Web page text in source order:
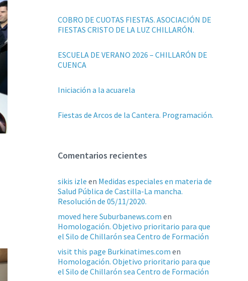
COBRO DE CUOTAS FIESTAS. ASOCIACIÓN DE
FIESTAS CRISTO DE LA LUZ CHILLARÓN.
ESCUELA DE VERANO 2026 – CHILLARÓN DE
CUENCA
Iniciación a la acuarela
Fiestas de Arcos de la Cantera. Programación.
Comentarios recientes
sikis izle en Medidas especiales en materia de
Salud Pública de Castilla-La mancha.
Resolución de 05/11/2020.
moved here Suburbanews.com en
Homologación. Objetivo prioritario para que
el Silo de Chillarón sea Centro de Formación
visit this page Burkinatimes.com en
Homologación. Objetivo prioritario para que
el Silo de Chillarón sea Centro de Formación